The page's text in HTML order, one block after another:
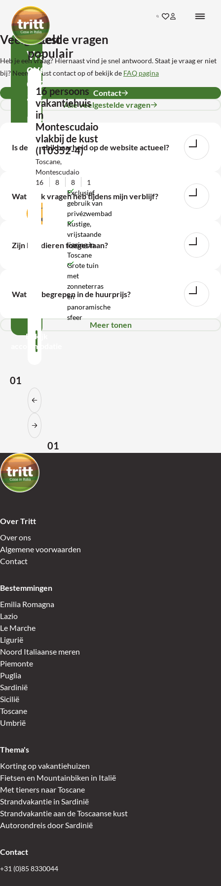
Ga direct naar de inhoud
Terug naar de startpagina
Search
Ga naar favorieten
Inloggen bij
Veelgestelde vragen
Heb je een vraag? Hiernaast vind je snel antwoord. Staat je vraag er niet
bij? Neem gerust contact op of bekijk de FAQ pagina
Contact
Alle veelgestelde vragen
Is de beschikbaarheid op de website actueel?
Wat als ik vragen heb tijdens mijn verblijf?
Zijn huisdieren toegestaan?
Wat is inbegrepen in de huurprijs?
Meer tonen
Vragen
over
deze
accommodatie?
Neem
contact
met
ons
op!
Contact
opnemen
WhatsApp
Meest
populair
16 persoons
vakantiehuis
in
Montescudaio
vlakbij de kust
(IT0352-4)
Toscane,
Montescudaio
16
8 8
1
Exclusief
gebruik van
privézwembad
Rustige,
vrijstaande
ligging in
Toscane
Grote tuin
met
zonneterras
en
panoramische
sfeer
Bekijk
accommodatie
01
Vorige slide
Volgende slide
01
Terug naar de startpagina
Over Tritt
Over ons
Algemene voorwaarden
Contact
Bestemmingen
Emilia Romagna
Lazio
Le Marche
Ligurië
Noord Italiaanse meren
Piemonte
Puglia
Sardinië
Sicilië
Toscane
Umbrië
Thema's
Korting op vakantiehuizen
Fietsen en Mountainbiken in Italië
Met tieners naar Toscane
Strandvakantie in Sardinië
Strandvakantie aan de Toscaanse kust
Autorondreis door Sardinië
Contact
+31 (0)85 8330044